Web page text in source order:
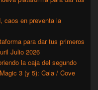
caos en preventa la
para dar tus primeros
Julio 2026
la caja del segundo
3 (y 5): Cala / Cove